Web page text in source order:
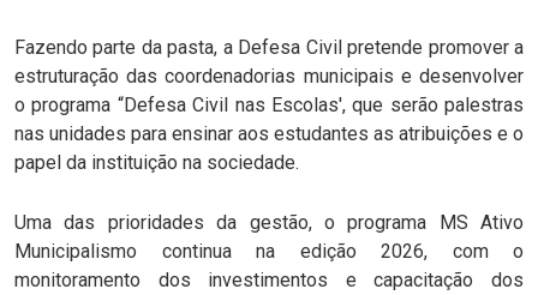
Fazendo parte da pasta, a Defesa Civil pretende promover a
estruturação das coordenadorias municipais e desenvolver
o programa “Defesa Civil nas Escolas', que serão palestras
nas unidades para ensinar aos estudantes as atribuições e o
papel da instituição na sociedade.
Uma das prioridades da gestão, o programa MS Ativo
Municipalismo continua na edição 2026, com o
monitoramento dos investimentos e capacitação dos